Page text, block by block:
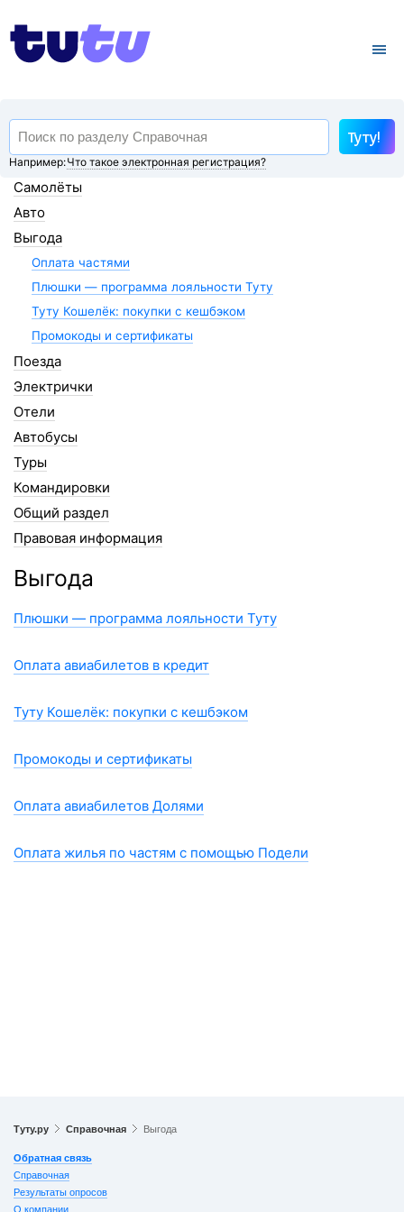
Например:Что такое электронная регистрация?
Туту!
Самолёты
Авто
Выгода
Оплата частями
Плюшки — программа лояльности Туту
Туту Кошелёк: покупки с кешбэком
Промокоды и сертификаты
Поезда
Электрички
Отели
Автобусы
Туры
Командировки
Общий раздел
Правовая информация
Выгода
Плюшки — программа лояльности Туту
Оплата авиабилетов в кредит
Туту Кошелёк: покупки с кешбэком
Промокоды и сертификаты
Оплата авиабилетов Долями
Оплата жилья по частям с помощью Подели
Туту.ру Справочная Выгода
Обратная связь
Справочная
Результаты опросов
О компании